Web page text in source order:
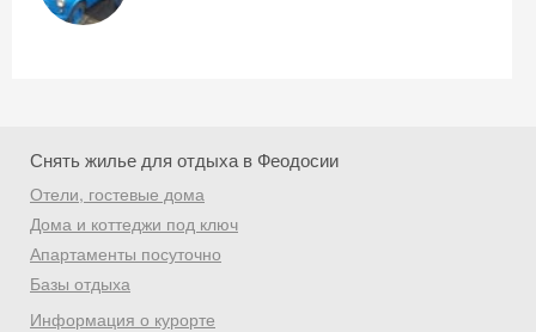
Снять жилье для отдыха в Феодосии
Отели, гостевые дома
Дома и коттеджи под ключ
Апартаменты посуточно
Базы отдыха
Информация о курорте